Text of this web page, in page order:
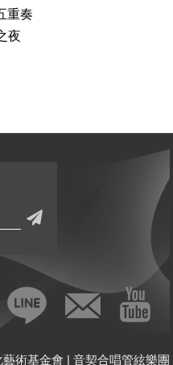
重奏
夜
術基金會 | 音契合唱管絃樂團